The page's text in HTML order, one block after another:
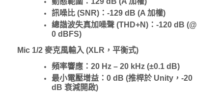
訊噪比 (SNR)：-129 dB (A 加權)
總諧波失真加噪聲 (THD+N)：-120 dB (@
0 dBFS)
Mic 1/2 麥克風輸入 (XLR，平衡式)
頻率響應：20 Hz – 20 kHz (±0.1 dB)
最小電壓增益：0 dB (推桿於 Unity，-20
dB 衰減開啟)